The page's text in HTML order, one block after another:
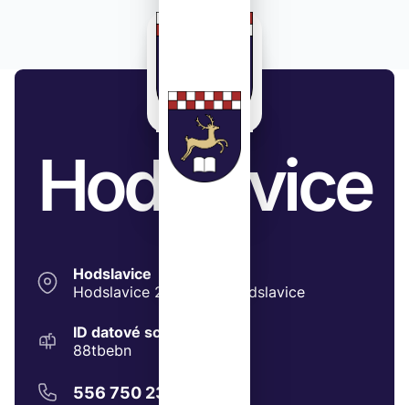
Hodslavice
Hodslavice
Hodslavice 211, 74271 Hodslavice
ID datové schránky:
88tbebn
556 750 237